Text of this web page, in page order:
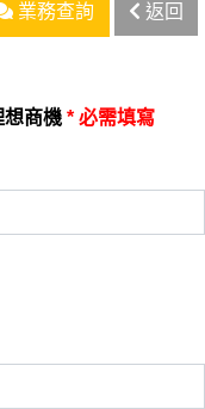
業務查詢 返回
想商機 * 必需填寫